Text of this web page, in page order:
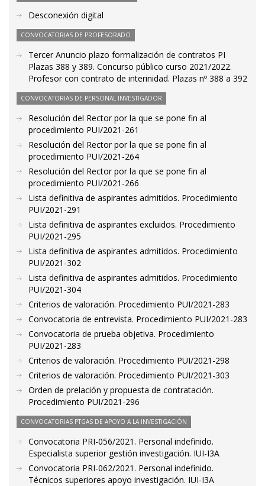
Desconexión digital
CONVOCATORIAS DE PROFESORADO
Tercer Anuncio plazo formalización de contratos PI
Plazas 388 y 389. Concurso público curso 2021/2022.
Profesor con contrato de interinidad. Plazas nº 388 a 392
CONVOCATORIAS DE PERSONAL INVESTIGADOR
Resolución del Rector por la que se pone fin al
procedimiento PUI/2021-261
Resolución del Rector por la que se pone fin al
procedimiento PUI/2021-264
Resolución del Rector por la que se pone fin al
procedimiento PUI/2021-266
Lista definitiva de aspirantes admitidos. Procedimiento
PUI/2021-291
Lista definitiva de aspirantes excluidos. Procedimiento
PUI/2021-295
Lista definitiva de aspirantes admitidos. Procedimiento
PUI/2021-302
Lista definitiva de aspirantes admitidos. Procedimiento
PUI/2021-304
Criterios de valoración. Procedimiento PUI/2021-283
Convocatoria de entrevista. Procedimiento PUI/2021-283
Convocatoria de prueba objetiva. Procedimiento
PUI/2021-283
Criterios de valoración. Procedimiento PUI/2021-298
Criterios de valoración. Procedimiento PUI/2021-303
Orden de prelación y propuesta de contratación.
Procedimiento PUI/2021-296
CONVOCATORIAS PTGAS DE APOYO A LA INVESTIGACIÓN
Convocatoria PRI-056/2021. Personal indefinido.
Especialista superior gestión investigación. IUI-I3A
Convocatoria PRI-062/2021. Personal indefinido.
Técnicos superiores apoyo investigación. IUI-I3A